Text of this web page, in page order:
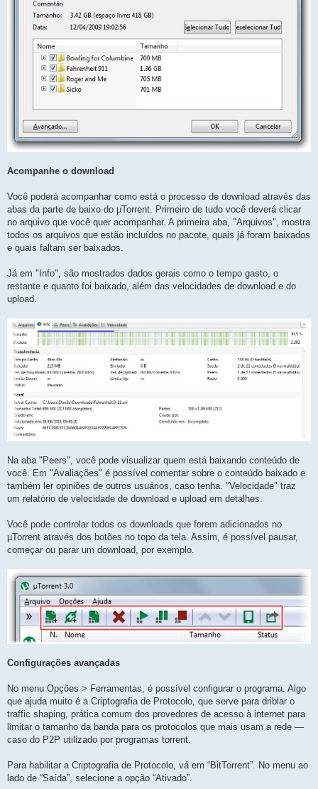
Acompanhe o download
Você poderá acompanhar como está o processo de download através das
abas da parte de baixo do µTorrent. Primeiro de tudo você deverá clicar
no arquivo que você quer acompanhar. A primeira aba, "Arquivos", mostra
todos os arquivos que estão incluídos no pacote, quais já foram baixados
e quais faltam ser baixados.
Já em "Info", são mostrados dados gerais como o tempo gasto, o
restante e quanto foi baixado, além das velocidades de download e do
upload.
Na aba "Peers", você pode visualizar quem está baixando conteúdo de
você. Em "Avaliações" é possível comentar sobre o conteúdo baixado e
também ler opiniões de outros usuários, caso tenha. "Velocidade" traz
um relatório de velocidade de download e upload em detalhes.
Você pode controlar todos os downloads que forem adicionados no
µTorrent através dos botões no topo da tela. Assim, é possível pausar,
começar ou parar um download, por exemplo.
Configurações avançadas
No menu Opções > Ferramentas, é possível configurar o programa. Algo
que ajuda muito é a Criptografia de Protocolo, que serve para driblar o
traffic shaping, prática comum dos provedores de acesso à internet para
limitar o tamanho da banda para os protocolos que mais usam a rede —
caso do P2P utilizado por programas torrent.
Para habilitar a Criptografia de Protocolo, vá em “BitTorrent”. No menu ao
lado de “Saída”, selecione a opção “Ativado”.